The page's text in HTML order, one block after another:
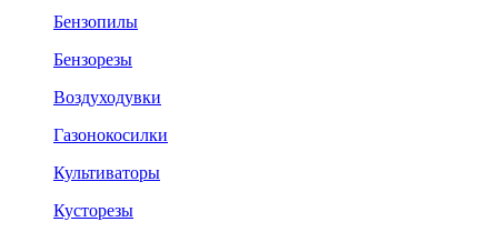
Бензопилы
Бензорезы
Воздуходувки
Газонокосилки
Культиваторы
Кусторезы